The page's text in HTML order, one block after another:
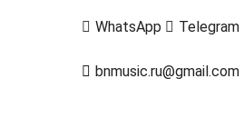
WhatsApp Telegram
bnmusic.ru@gmail.com